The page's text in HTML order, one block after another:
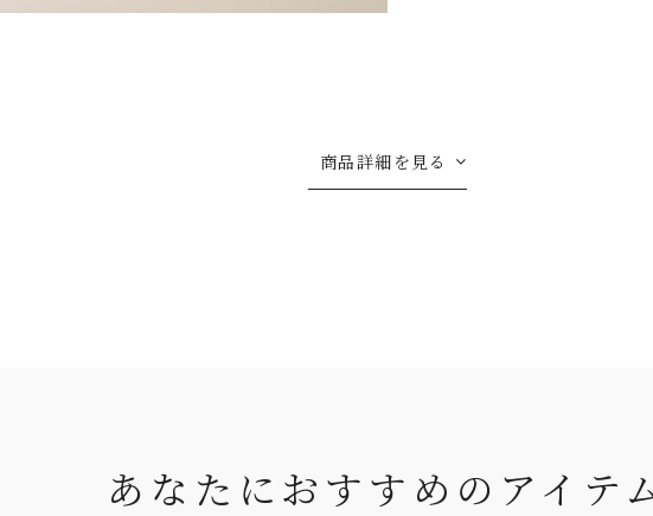
商品詳細を見る
あなたにおすすめのアイテ